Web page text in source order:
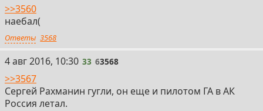
>>3560
наебал(
Ответы 3568
33
4 авг 2016, 10:30 33 63568
>>3567
Сергей Рахманин гугли, он еще и пилотом ГА в АК
Россия летал.